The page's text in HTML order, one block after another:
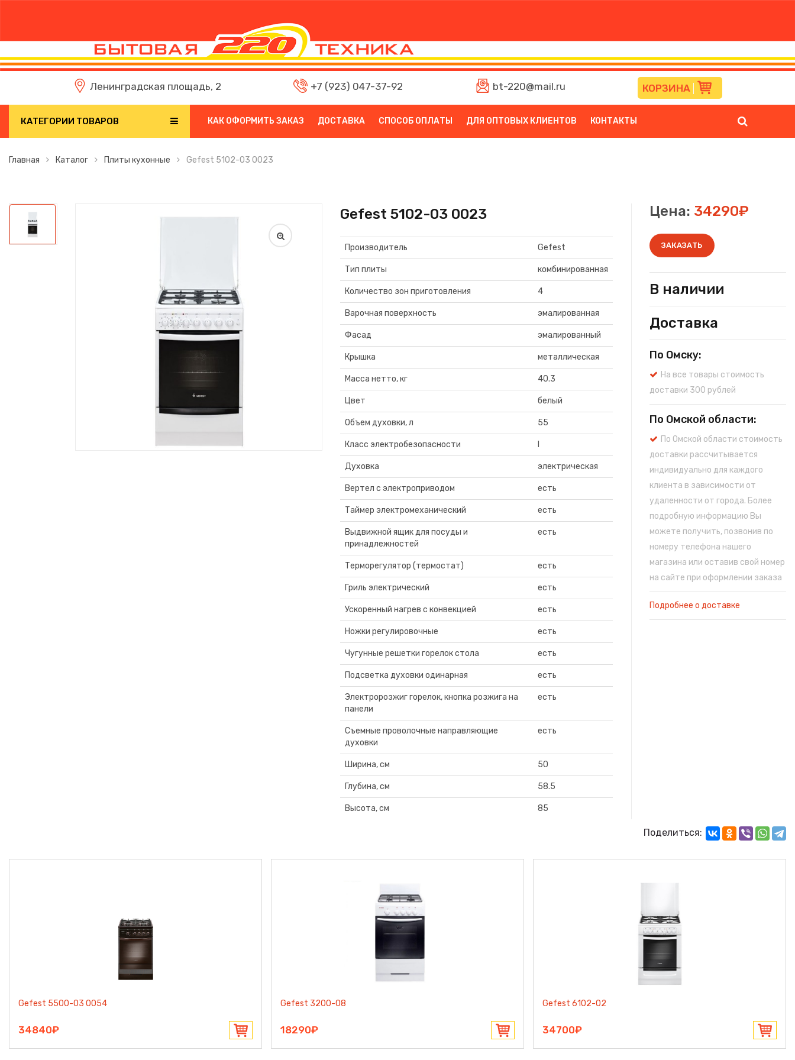
Ленинградская площадь, 2 +7 (923) 047-37-92 bt-220@mail.ru КОРЗИНА
КАТЕГОРИИ ТОВАРОВ КАК ОФОРМИТЬ ЗАКАЗ ДОСТАВКА СПОСОБ ОПЛАТЫ ДЛЯ ОПТОВЫХ КЛИЕНТОВ КОНТАКТЫ
Главная Каталог Плиты кухонные Gefest 5102-03 0023
Gefest 5102-03 0023
Производитель Gefest
Тип плиты комбинированная
Количество зон приготовления 4
Варочная поверхность эмалированная
Фасад эмалированный
Крышка металлическая
Масса нетто, кг 40.3
Цвет белый
Объем духовки, л 55
Класс электробезопасности
Духовка электрическая
Вертел с электроприводом есть
Таймер электромеханический есть
Выдвижной ящик для посуды и
принадлежностей
есть
Терморегулятор (термостат) есть
Гриль электрический есть
Ускоренный нагрев с конвекцией есть
Ножки регулировочные есть
Чугунные решетки горелок стола есть
Подсветка духовки одинарная есть
Электророзжиг горелок, кнопка розжига на
панели
есть
Съемные проволочные направляющие
духовки
есть
Ширина, см 50
Глубина, см 58.5
Высота, см 85
Цена: 34290₽
ЗАКАЗАТЬ
В наличии
Доставка
По Омску:
На все товары стоимость
доставки 300 рублей
По Омской области:
По Омской области стоимость
доставки рассчитывается
индивидуально для каждого
клиента в зависимости от
удаленности от города. Более
подробную информацию Вы
можете получить, позвонив по
номеру телефона нашего
магазина или оставив свой номер
на сайте при оформлении заказа
Подробнее о доставке
Поделиться:
Gefest 5500-03 0054
34840₽
Gefest 3200-08
18290₽
Gefest 6102-02
34700₽